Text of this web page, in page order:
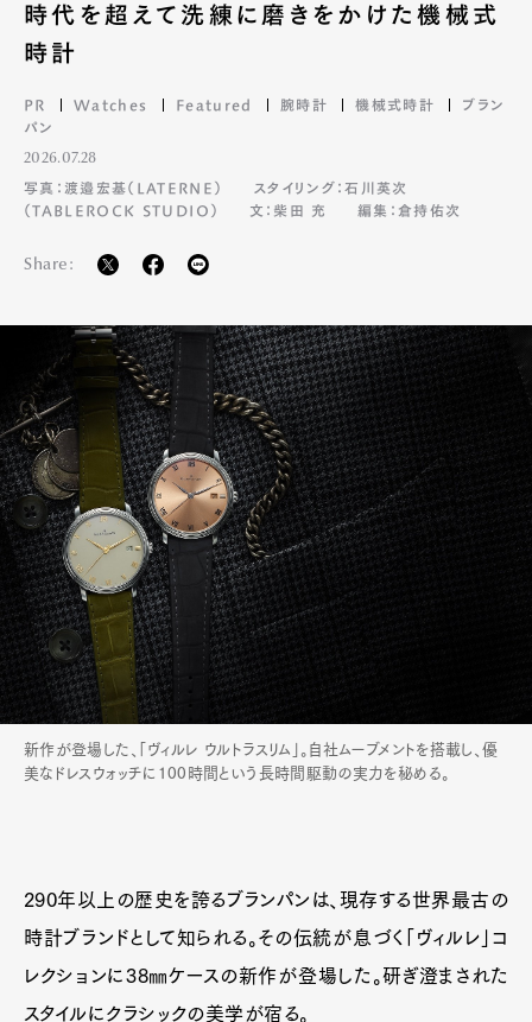
時代を超えて洗練に磨きをかけた機械式
時計
PR Watches Featured 腕時計 機械式時計
ブラン
パン
2026.07.28
写真：渡邉宏基（LATERNE）
スタイリング：石川英次
（TABLEROCK STUDIO）
文：柴田 充 編集：倉持佑次
Share:
新作が登場した、「ヴィルレ ウルトラスリム」。自社ムーブメントを搭載し、優
美なドレスウォッチに100時間という長時間駆動の実力を秘める。
290年以上の歴史を誇るブランパンは、現存する世界最古の
時計ブランドとして知られる。その伝統が息づく「ヴィルレ」コ
レクションに38㎜ケースの新作が登場した。研ぎ澄まされた
スタイルにクラシックの美学が宿る。